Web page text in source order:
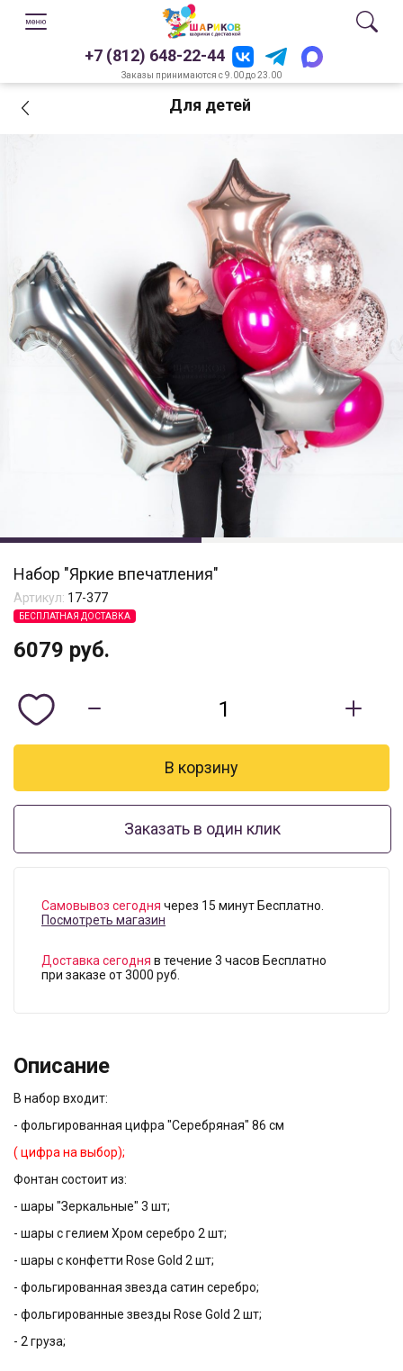
+7 (812) 648-22-44
Заказы принимаются с 9.00 до 23.00
Для детей
Набор "Яркие впечатления"
Артикул: 17-377
БЕСПЛАТНАЯ ДОСТАВКА
6079 руб.
Заказать в один клик
Самовывоз сегодня через 15 минут Бесплатно.
Посмотреть магазин
Доставка сегодня в течение 3 часов Бесплатно
при заказе от 3000 руб.
Описание
В набор входит:
- фольгированная цифра "Серебряная" 86 см
( цифра на выбор);
Фонтан состоит из:
- шары "Зеркальные" 3 шт;
- шары с гелием Хром серебро 2 шт;
- шары с конфетти Rose Gold 2 шт;
- фольгированная звезда сатин серебро;
- фольгированные звезды Rose Gold 2 шт;
- 2 груза;